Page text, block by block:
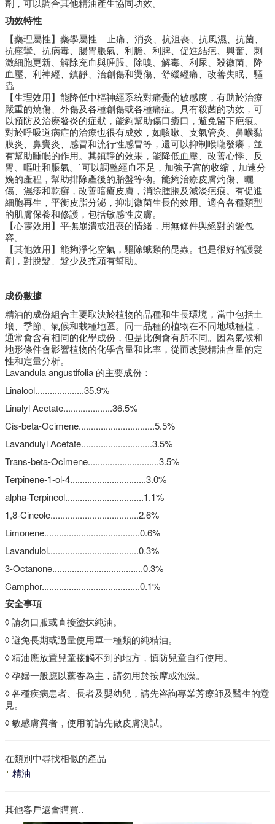
劑，可以調合其他精油產生協同功效。
功效特性
【藥理屬性】藥學屬性 止痛、消炎、抗沮喪、抗風濕、抗菌、
抗痙攣、抗病毒、腸胃脹氣、利膽、利脾、促進結疤、興奮、刺
激細胞更新、解除充血與腫脹、除嗅、解毒、利尿、殺徽菌、降
血壓、利神經、鎮靜、治創傷和燙傷、舒緩經痛、改善失眠、驅
蟲
【生理效用】能降低中樞神經系統對痛覺的敏感度，有助於治療
嚴重的燒傷、外傷及各種創傷或各種痛症。具有殺菌的功效，可
以預防及治療發炎的症狀，能夠幫助傷口癒口，避免留下疤痕。
對於呼吸道病症的治療也很有成效，如咳嗽、支氣管炎、鼻喉黏
膜炎、鼻竇炎、感冒和流行性感冒等，還可以抑制喉嚨發癢，並
有幫助睡眠的作用。其鎮靜的效果，能降低血壓、改善心悸、反
胃、嘔吐和脹氣。`可以調整經血不足，加強子宮的收縮，加速分
娩的產程，幫助排除產後的胎盤等物。能夠治療皮膚灼傷、曬
傷、濕疹和乾癬，改善暗瘡皮膚，消除腫脹及減淡疤痕。有促進
細胞再生，平衡皮脂分泌，抑制徽菌生長的效用。適合各種類型
的肌膚保養和修護，包括敏感性皮膚。
【心靈效用】平撫崩潰或沮喪的情緒，用無條件與絕對的愛包
容。
【其他效用】能夠淨化空氣，驅除蛾類的昆蟲。也是很好的護髮
劑，對脫髮、髮少及禿頭有幫助。
成份數據
精油的成份組合主要取決於植物的品種和生長環境，當中包括土
壤、季節、氣候和栽種地區。同一品種的植物在不同地域種植，
通常會含有相同的化學成份，但是比例會有所不同。因為氣候和
地形條件會影響植物的化學含量和比率，從而改變精油含量的定
性和定量分析。
Lavandula angustifolia 的主要成份：
Linalool....................35.9%
Linalyl Acetate....................36.5%
Cis-beta-Ocimene...............................5.5%
Lavandulyl Acetate.............................3.5%
Trans-beta-Ocimene.............................3.5%
Terpinene-1-ol-4...............................3.0%
alpha-Terpineol................................1.1%
1,8-Cineole....................................2.6%
Limonene.......................................0.6%
Lavandulol.....................................0.3%
3-Octanone.....................................0.3%
Camphor........................................0.1%
安全事項
◊ 請勿口服或直接塗抹純油。
◊ 避免長期或過量使用單一種類的純精油。
◊ 精油應放置兒童接觸不到的地方，慎防兒童自行使用。
◊ 孕婦一般應以薰香為主，請勿用於按摩或泡澡。
◊ 各種疾病患者、長者及嬰幼兒，請先咨詢專業芳療師及醫生的意
見。
◊ 敏感膚質者，使用前請先做皮膚測試。
在類別中尋找相似的產品
精油
其他客戶還會購買..